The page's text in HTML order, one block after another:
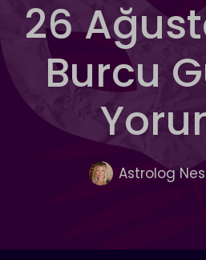
26
Burcu
Astrolog